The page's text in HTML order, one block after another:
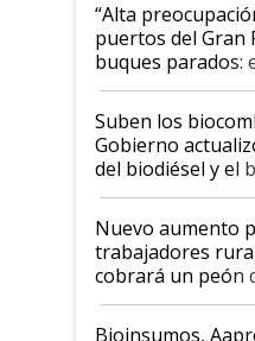
“Alta
puertos del Gran
buques parados:
funcionamiento
exportadoras en
la medida de
prácticos
Suben los
Gobierno
del biodiésel y el
Nuevo aumento
trabajadores
cobrará un peón
Bioinsumos,